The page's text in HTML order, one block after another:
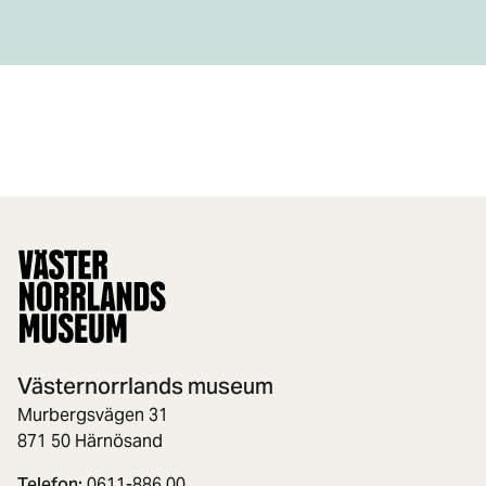
Västernorrlands museum
Murbergsvägen 31
871 50 Härnösand